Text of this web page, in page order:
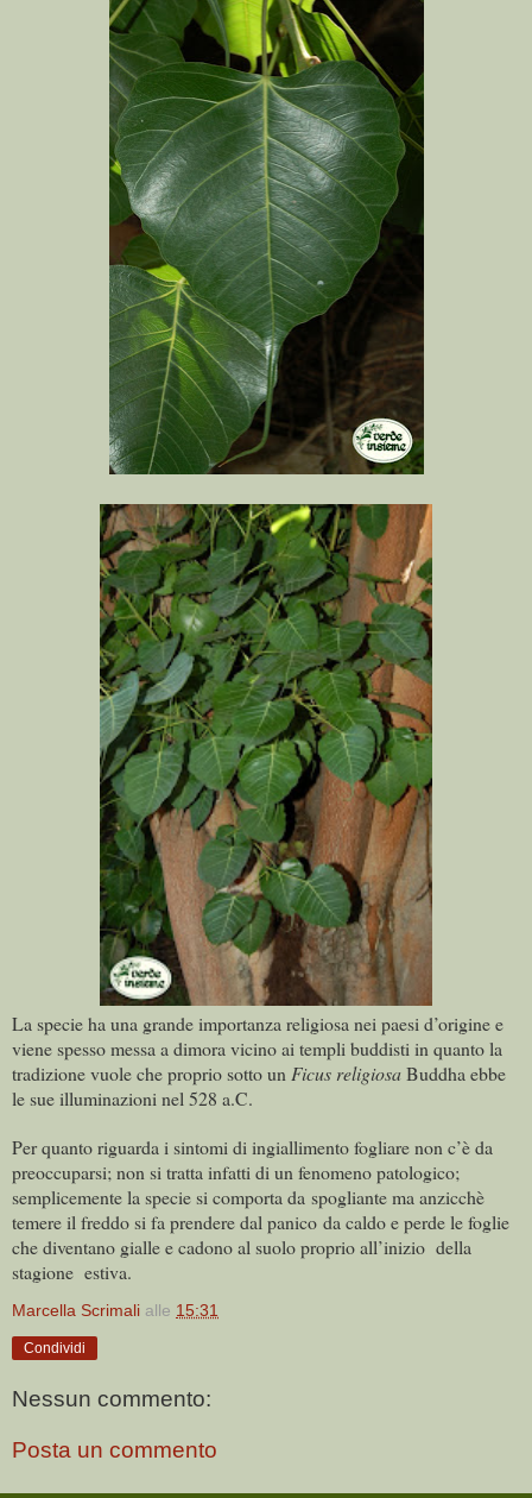
La specie ha una grande importanza religiosa nei paesi d’origine e
viene spesso messa a dimora vicino ai templi buddisti in quanto la
tradizione vuole che proprio sotto un Ficus religiosaBuddha ebbe
le sue illuminazioni nel 528 a.C.
Per quanto riguarda i sintomi di ingiallimento fogliare non c’è da
preoccuparsi; non si tratta infatti di un fenomeno patologico;
semplicemente la specie si comporta da spogliante ma anzicchè
temere il freddo si fa prendere dal panico da caldo e perde le foglie
che diventano gialle e cadono al suolo proprio all’inizio della
stagione estiva.
Marcella Scrimali alle 15:31
Condividi
Nessun commento:
Posta un commento